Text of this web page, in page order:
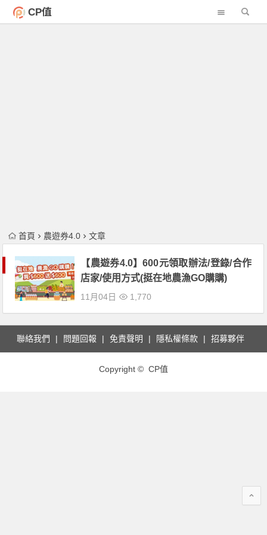
CP值
首頁 農遊券4.0 文章
【農遊券4.0】600元領取辦法/登錄/合作
店家/使用方式(挺在地農漁GO購購)
11月04日 1,770
聯絡我們 問題回報 免責聲明 隱私權條款 招募夥伴
Copyright © CP值